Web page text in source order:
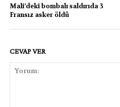
Mali’deki bombalı saldırıda 3
Fransız asker öldü
CEVAP VER